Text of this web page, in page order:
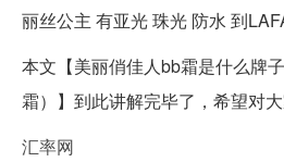
丽丝公主 有亚光 珠光 防水 到
本文【美丽俏佳人bb霜是什么牌
霜）】到此讲解完毕了，希望对大
汇率网